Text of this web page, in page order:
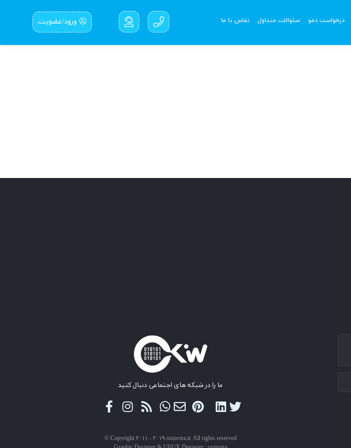
درخواست دمو سئوالات متداول تماس با ما ورود/عضویت
ما را در شبکه های اجتماعی دنبال کنید
© Copyright ۲۰۱۱ - ۲۰۱۹ oxinvira.ir. All rights reserved